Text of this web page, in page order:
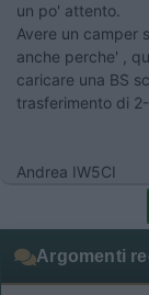
un po' attento.
Avere un camper
anche perche' ,
caricare una BS
trasferimento di
Andrea IW5CI
Argomenti